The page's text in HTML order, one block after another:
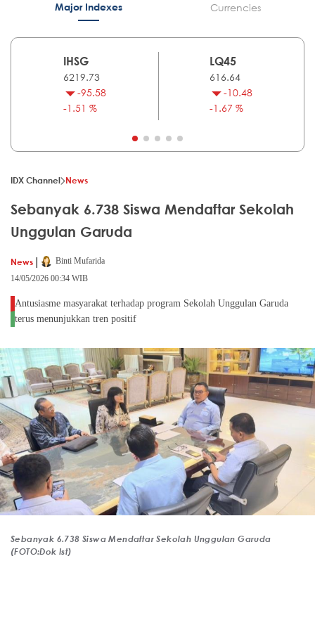
Major Indexes Currencies
IHSG
6219.73
-95.58
-1.51 %
LQ45
616.64
-10.48
-1.67 %
IDX Channel News
Sebanyak 6.738 Siswa Mendaftar Sekolah
Unggulan Garuda
News |
Binti Mufarida
14/05/2026 00:34 WIB
Antusiasme masyarakat terhadap program Sekolah Unggulan Garuda
terus menunjukkan tren positif
Sebanyak 6.738 Siswa Mendaftar Sekolah Unggulan Garuda
(FOTO:Dok Ist)